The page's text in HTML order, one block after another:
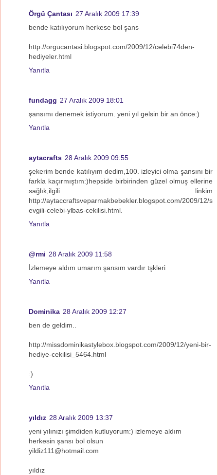
Örgü Çantası 27 Aralık 2009 17:39
bende katılıyorum herkese bol şans
http://orgucantasi.blogspot.com/2009/12/celebi74den-
hediyeler.html
Yanıtla
fundagg 27 Aralık 2009 18:01
şansımı denemek istiyorum. yeni yıl gelsin bir an önce:)
Yanıtla
aytacrafts 28 Aralık 2009 09:55
şekerim bende katılıyım dedim,100. izleyici olma şansını bir
farkla kaçırmıştım:)hepside birbirinden güzel olmuş ellerine
sağlık,ilgili linkim
http://aytaccraftsveparmakbebekler.blogspot.com/2009/12/s
evgili-celebi-ylbas-cekilisi.html.
Yanıtla
@rmi 28 Aralık 2009 11:58
İzlemeye aldım umarım şansım vardır tşkleri
Yanıtla
Dominika 28 Aralık 2009 12:27
ben de geldim..
http://missdominikastylebox.blogspot.com/2009/12/yeni-bir-
hediye-cekilisi_5464.html
:)
Yanıtla
yıldız 28 Aralık 2009 13:37
yeni yılınızı şimdiden kutluyorum:) izlemeye aldım
herkesin şansı bol olsun
yildiz111@hotmail.com
yıldız